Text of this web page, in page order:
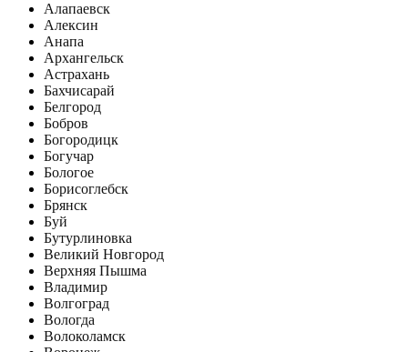
Алапаевск
Алексин
Анапа
Архангельск
Астрахань
Бахчисарай
Белгород
Бобров
Богородицк
Богучар
Бологое
Борисоглебск
Брянск
Буй
Бутурлиновка
Великий Новгород
Верхняя Пышма
Владимир
Волгоград
Вологда
Волоколамск